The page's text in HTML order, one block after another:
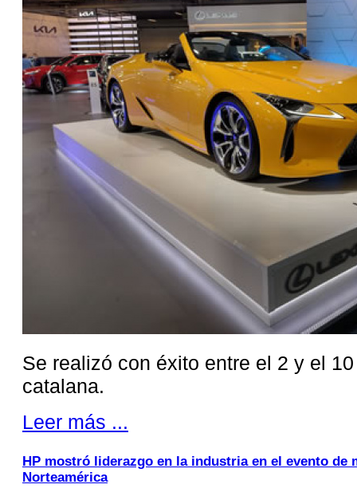
Se realizó con éxito entre el 2 y el
catalana.
Leer más ...
HP mostró liderazgo en la industria en el evento de
Norteamérica